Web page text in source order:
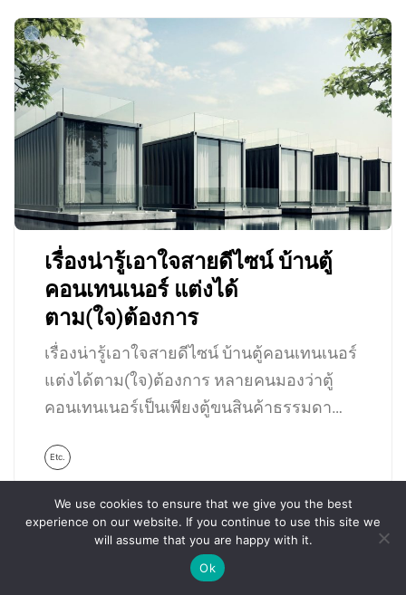
เรื่องน่ารู้เอาใจสายดีไซน์ บ้านตู้
คอนเทนเนอร์ แต่งได้
ตาม(ใจ)ต้องการ
เรื่องน่ารู้เอาใจสายดีไซน์ บ้านตู้คอนเทนเนอร์
แต่งได้ตาม(ใจ)ต้องการ หลายคนมองว่าตู้
คอนเทนเนอร์เป็นเพียงตู้ขนสินค้าธรรมดา…
Etc.
We use cookies to ensure that we give you the best
experience on our website. If you continue to use this site we
will assume that you are happy with it.
Ok